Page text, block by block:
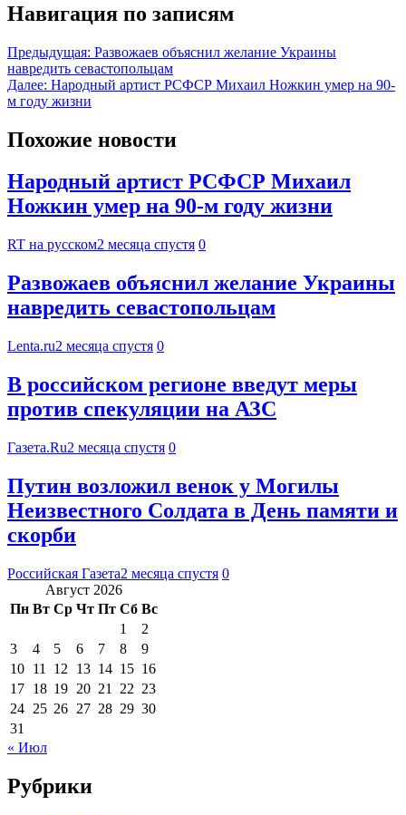
Навигация по записям
Предыдущая: Развожаев объяснил желание Украины
навредить севастопольцам
Далее: Народный артист РСФСР Михаил Ножкин умер на 90-
м году жизни
Похожие новости
Народный артист РСФСР Михаил
Ножкин умер на 90-м году жизни
RT на русском2 месяца спустя 0
Развожаев объяснил желание Украины
навредить севастопольцам
Lenta.ru2 месяца спустя 0
В российском регионе введут меры
против спекуляции на АЗС
Газета.Ru2 месяца спустя 0
Путин возложил венок у Могилы
Неизвестного Солдата в День памяти и
скорби
Российская Газета2 месяца спустя 0
Август 2026
Пн Вт Ср Чт Пт Сб Вс
1
2
3
4 5 6 7 8
9
10 11 12 13 14 15 16
17 18 19 20 21 22 23
24 25 26 27 28 29 30
31
« Июл
Рубрики